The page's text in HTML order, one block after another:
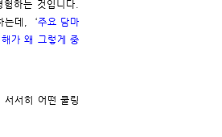
하는 것입니다.
는데, ‘주요 담마
가 왜 그렇게 중
서서히 어떤 쿨링